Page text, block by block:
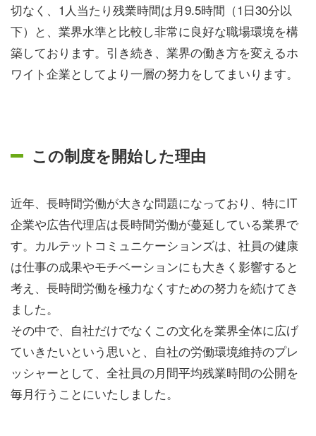
切なく、1人当たり残業時間は月9.5時間（1日30分以
下）と、業界水準と比較し非常に良好な職場環境を構
築しております。引き続き、業界の働き方を変えるホ
ワイト企業としてより一層の努力をしてまいります。
この制度を開始した理由
近年、長時間労働が大きな問題になっており、特にIT
企業や広告代理店は長時間労働が蔓延している業界で
す。カルテットコミュニケーションズは、社員の健康
は仕事の成果やモチベーションにも大きく影響すると
考え、長時間労働を極力なくすための努力を続けてき
ました。
その中で、自社だけでなくこの文化を業界全体に広げ
ていきたいという思いと、自社の労働環境維持のプレ
ッシャーとして、全社員の月間平均残業時間の公開を
毎月行うことにいたしました。